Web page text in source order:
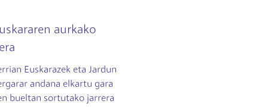
aurkako
Euskarazek eta Jardun
andana elkartu gara
bueltan sortutako jarrera